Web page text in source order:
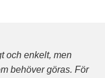
och enkelt, men
behöver göras. För